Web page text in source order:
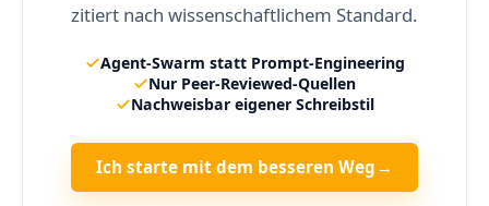
zitiert nach wissenschaftlichem Standard.
Agent-Swarm statt Prompt-Engineering
Nur Peer-Reviewed-Quellen
Nachweisbar eigener Schreibstil
Ich starte mit dem besseren Weg →